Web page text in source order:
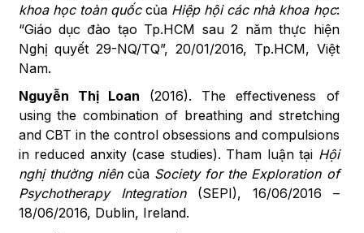
khoa học toàn quốccủa Hiệp hội các nhà khoa học:
“Giáo dục đào tạo Tp.HCM sau 2 năm thực hiện
Nghị quyết 29-NQ/TQ”, 20/01/2016, Tp.HCM, Việt
Nam.
Nguyễn Thị Loan (2016). The effectiveness of
using the combination of breathing and stretching
and CBT in the control obsessions and compulsions
in reduced anxity (case studies). Tham luận tại Hội
nghị thường niêncủa Society for the Exploration of
Psychotherapy Integration(SEPI), 16/06/2016 –
18/06/2016, Dublin, Ireland.